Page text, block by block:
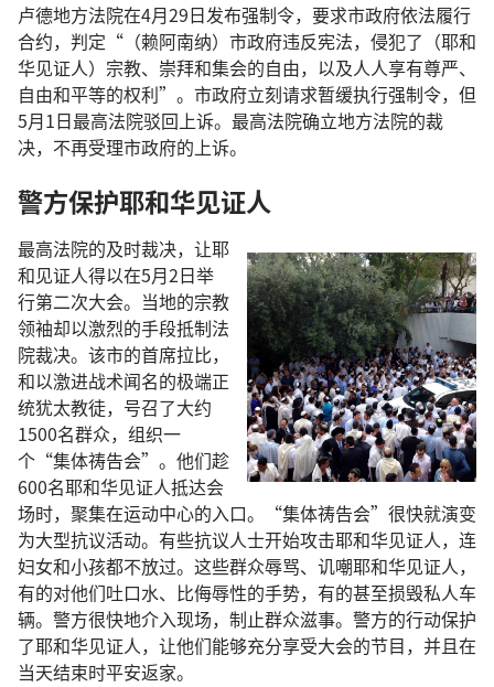
卢德地方法院在4月29日发布强制令，要求市政府依法履行
合约，判定“（赖阿南纳）市政府违反宪法，侵犯了（耶和
华见证人）宗教、崇拜和集会的自由，以及人人享有尊严、
自由和平等的权利”。市政府立刻请求暂缓执行强制令，但
5月1日最高法院驳回上诉。最高法院确立地方法院的裁
决，不再受理市政府的上诉。
警方保护耶和华见证人
最高法院的及时裁决，让耶
和见证人得以在5月2日举
行第二次大会。当地的宗教
领袖却以激烈的手段抵制法
院裁决。该市的首席拉比，
和以激进战术闻名的极端正
统犹太教徒，号召了大约
1500名群众，组织一
个“集体祷告会”。他们趁
600名耶和华见证人抵达会
场时，聚集在运动中心的入口。“集体祷告会”很快就演变
为大型抗议活动。有些抗议人士开始攻击耶和华见证人，连
妇女和小孩都不放过。这些群众辱骂、讥嘲耶和华见证人，
有的对他们吐口水、比侮辱性的手势，有的甚至损毁私人车
辆。警方很快地介入现场，制止群众滋事。警方的行动保护
了耶和华见证人，让他们能够充分享受大会的节目，并且在
当天结束时平安返家。